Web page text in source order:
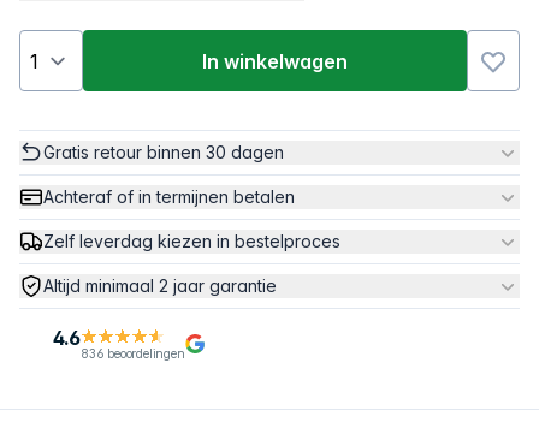
In winkelwagen
Gratis retour binnen 30 dagen
Achteraf of in termijnen betalen
Zelf leverdag kiezen in bestelproces
Altijd minimaal 2 jaar garantie
4.6
836 beoordelingen